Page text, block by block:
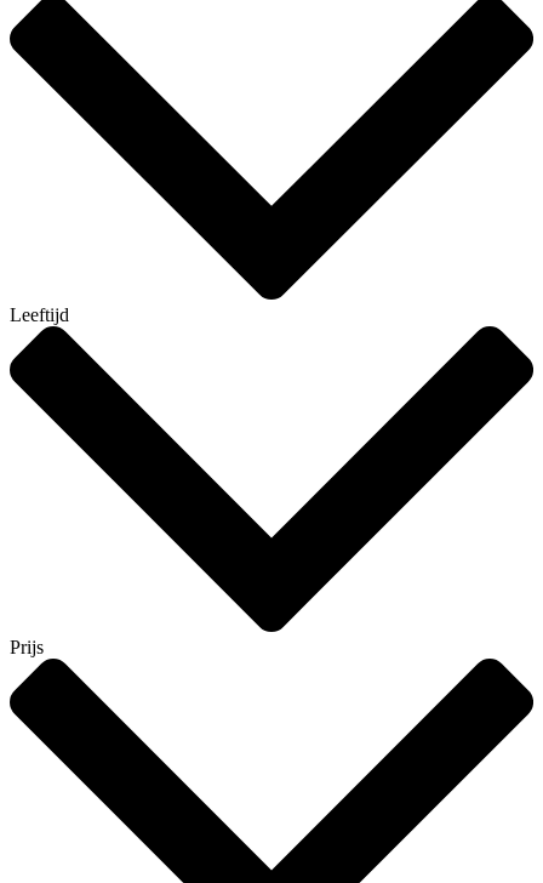
Leeftijd
Prijs